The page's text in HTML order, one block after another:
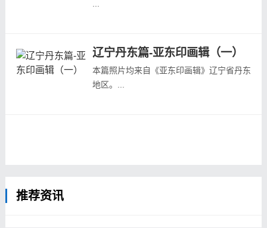
辽宁丹东篇-亚东印画辑（一）
本篇照片均来自《亚东印画辑》辽宁省丹东
地区。...
推荐资讯